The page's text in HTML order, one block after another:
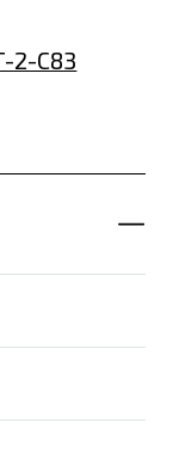
2-C83